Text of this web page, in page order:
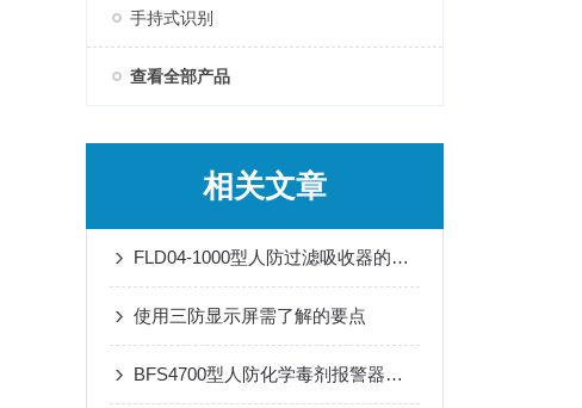
手持式识别
查看全部产品
相关文章
FLD04-1000型人防过滤吸收器的维护与保养技巧
使用三防显示屏需了解的要点
BFS4700型人防化学毒剂报警器是重要技术屏障